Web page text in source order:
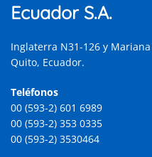
Ecuador S.A.
Inglaterra N31-126 y
Quito, Ecuador.
Teléfonos
00 (593-2) 601 6989
00 (593-2) 353 0335
00 (593-2) 3530464